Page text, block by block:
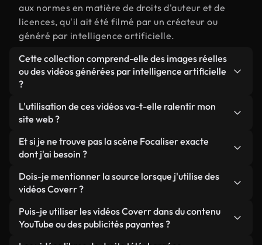
aux normes en matière de droits d'auteur et de
licences, qu'il ait été filmé par un créateur ou
généré par intelligence artificielle.
Cette collection comprend-elle des images réelles
ou des vidéos générées par intelligence artificielle
?
Les deux. Il s'agit d'une bibliothèque hybride
composée de véritables images filmées par des
générées par IA. Chaque vidéo est clairement
identifiée afin que vous sachiez toujours ce que
vous utilisez.
L'utilisation de ces vidéos va-t-elle ralentir mon
site web ?
Sauf si vous choisissez nos versions optimisées.
Nous proposons des formats légers, prêts pour le
ils conservent une qualité élevée tout en
minimisant les temps de chargement et en
améliorant des indicateurs comme le LCP.
Et si je ne trouve pas la scène Focaliser exacte
dont j'ai besoin ?
Vous pouvez en créer une instantanément avec
Coverr AI Studio. Il vous suffit de décrire la scène,
le Studio générera en quelques secondes une vidéo
personnalisée conforme à nos normes de licence.
Dois-je mentionner la source lorsque j'utilise des
vidéos Coverr ?
Aucune attribution n'est requise. Toutes les vidéos
de notre bibliothèque sont libres de droits et
Puis-je utiliser les vidéos Coverr dans du contenu
YouTube ou des publicités payantes ?
Oui. Toutes les séquences vidéo de Coverr peuvent